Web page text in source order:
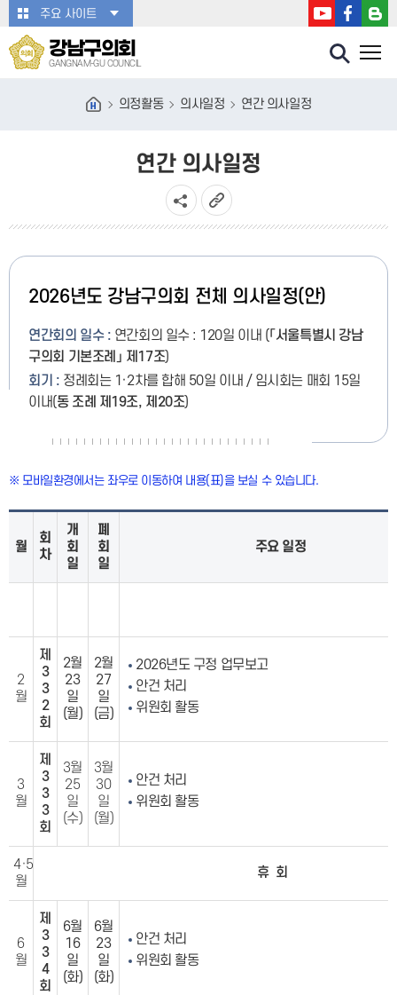
본문바로가기주요 사이트
강남구의회
GANGNAM-GU COUNCIL
의정활동 의사일정 연간 의사일정
연간 의사일정
2026년도 강남구의회 전체 의사일정(안)
연간회의 일수 : 연간회의 일수 : 120일 이내 (「서울특별시 강남
구의회 기본조례 」 제 17조)
회기 : 정례회는 1·2차를 합해 50일 이내 / 임시회는 매회 15일
이내(동 조례 제 19조, 제 20조)
※ 모바일환경에서는 좌우로 이동하여 내용(표)을 보실 수 있습니다.
월
회
차
개
회
일
폐
회
일
주요 일정
2
월
제
3
3
2
회
2월
23
일
(월)
2월
27
일
(금)
2026년도 구정 업무보고
안건 처리
위원회 활동
3
월
제
3
3
3
회
3월
25
일
(수)
3월
30
일
(월)
안건 처리
위원회 활동
4·5
월
휴 회
6
월
제
3
3
4
회
6월
16
일
(화)
6월
23
일
(화)
안건 처리
위원회 활동